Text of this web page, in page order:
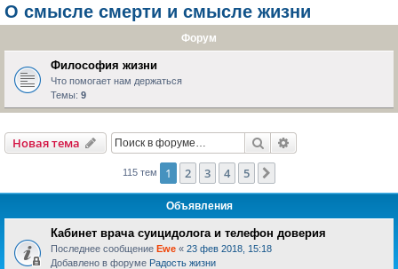
О смысле смерти и смысле жизни
Форум
Философия жизни
Что помогает нам держаться
Темы: 9
Новая тема Поиск
115 тем 1 2 3 4 5
Объявления
Кабинет врача суицидолога и телефон доверия
Последнее сообщение Ewe « 23 фев 2018, 15:18
Добавлено в форуме Радость жизни